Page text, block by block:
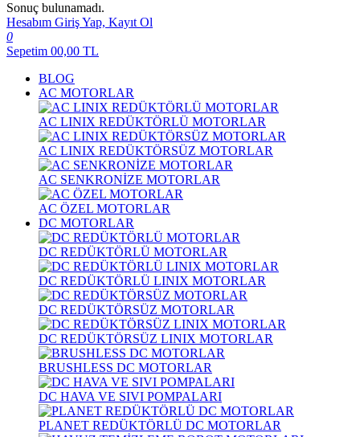
Sonuç bulunamadı.
Hesabım Giriş Yap, Kayıt Ol
0
Sepetim 00,00 TL
BLOG
AC MOTORLAR
AC LINIX REDÜKTÖRLÜ MOTORLAR
AC LINIX REDÜKTÖRSÜZ MOTORLAR
AC SENKRONİZE MOTORLAR
AC ÖZEL MOTORLAR
DC MOTORLAR
DC REDÜKTÖRLÜ MOTORLAR
DC REDÜKTÖRLÜ LINIX MOTORLAR
DC REDÜKTÖRSÜZ MOTORLAR
DC REDÜKTÖRSÜZ LINIX MOTORLAR
BRUSHLESS DC MOTORLAR
DC HAVA VE SIVI POMPALARI
PLANET REDÜKTÖRLÜ DC MOTORLAR